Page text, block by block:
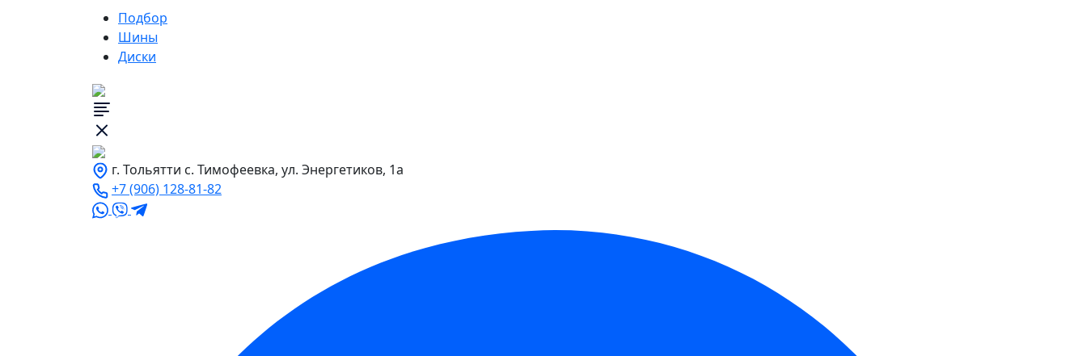
Подбор
Шины
Диски
г. Тольятти с. Тимофеевка, ул. Энергетиков, 1а
+7 (906) 128-81-82